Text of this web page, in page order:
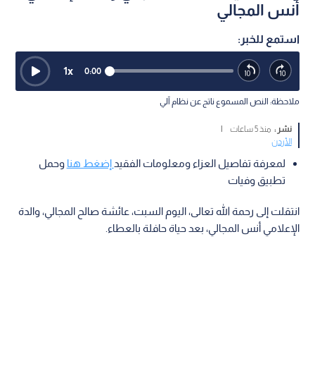
أنس المجالي
استمع للخبر:
0:00
1x
ملاحظة: النص المسموع ناتج عن نظام آلي
نشر : منذ 5 ساعات
|
الأردن
لمعرفة تفاصيل العزاء ومعلومات الفقيد إضغط هنا وحمل
تطبيق وفيات
انتقلت إلى رحمة الله تعالى، اليوم السبت، عائشة صالح المجالي، والدة
الإعلامي أنس المجالي، بعد حياة حافلة بالعطاء.